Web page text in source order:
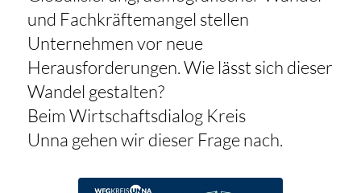
und Fachkräftemangel stellen
Unternehmen vor neue
Herausforderungen. Wie lässt sich dieser
Wandel gestalten?
Beim Wirtschaftsdialog Kreis
Unna gehen wir dieser Frage nach.